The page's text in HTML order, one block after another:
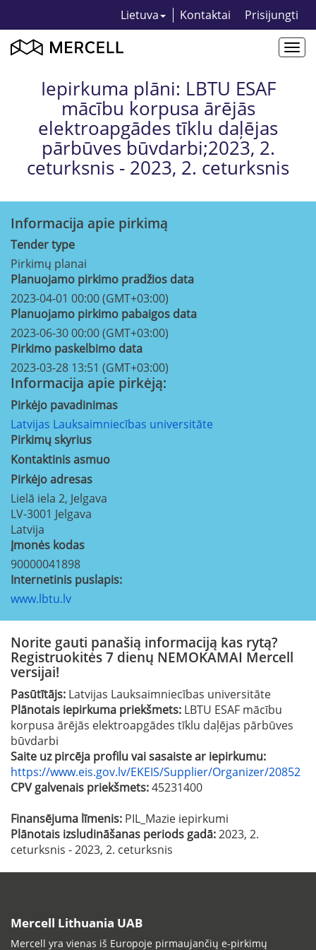
Lietuva Kontaktai Prisijungti
Iepirkuma plāni: LBTU ESAF
mācību korpusa ārējās
elektroapgādes tīklu daļējas
pārbūves būvdarbi;2023, 2.
ceturksnis - 2023, 2. ceturksnis
Informacija apie pirkimą
Tender type
Pirkimų planai
Planuojamo pirkimo pradžios data
2023-04-01 00:00 (GMT+03:00)
Planuojamo pirkimo pabaigos data
2023-06-30 00:00 (GMT+03:00)
Pirkimo paskelbimo data
2023-03-28 13:51 (GMT+03:00)
Informacija apie pirkėją:
Pirkėjo pavadinimas
Latvijas Lauksaimniecības universitāte
Pirkimų skyrius
Kontaktinis asmuo
Pirkėjo adresas
Lielā iela 2, Jelgava
LV-3001 Jelgava
Latvija
Įmonės kodas
90000041898
Internetinis puslapis:
www.lbtu.lv
Norite gauti panašią informaciją kas rytą?
Registruokitės 7 dienų NEMOKAMAI Mercell
versijai!
Pasūtītājs: Latvijas Lauksaimniecības universitāte
Plānotais iepirkuma priekšmets: LBTU ESAF mācību
korpusa ārējās elektroapgādes tīklu daļējas pārbūves
būvdarbi
Saite uz pircēja profilu vai sasaiste ar iepirkumu:
https://www.eis.gov.lv/EKEIS/Supplier/Organizer/20852
CPV galvenais priekšmets:45231400
Finansējuma līmenis: PIL_Mazie iepirkumi
Plānotais izsludināšanas periods gadā:2023, 2.
ceturksnis - 2023, 2. ceturksnis
Mercell Lithuania UAB
Mercell yra vienas iš Europoje pirmaujančių e-pirkimų